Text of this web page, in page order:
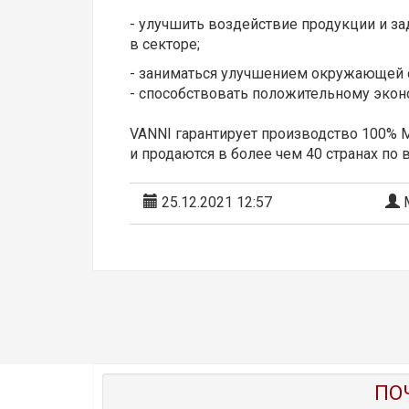
- улучшить воздействие продукции и
в секторе;
- заниматься улучшением окружающей
- способствовать положительному
VANNI гарантирует производство
и продаются в более чем 40 странах по
25.12.2021 12:57